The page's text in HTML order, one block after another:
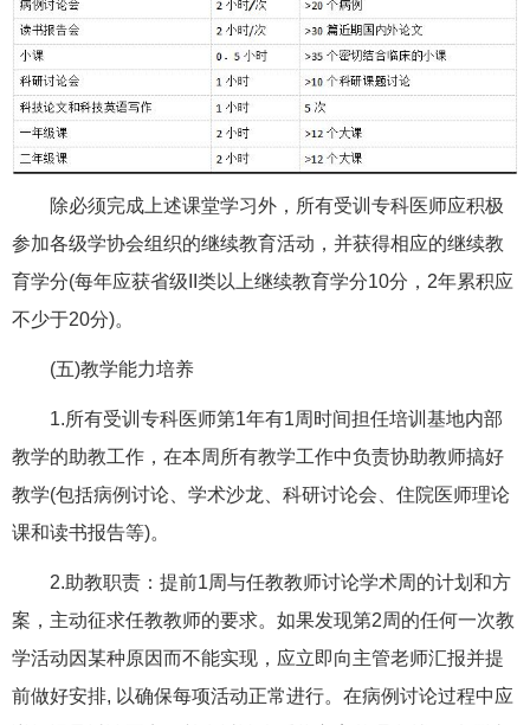
除必须完成上述课堂学习外，所有受训专科医师应积极
参加各级学协会组织的继续教育活动，并获得相应的继续教
育学分(每年应获省级II类以上继续教育学分10分，2年累积应
不少于20分)。
(五)教学能力培养
1.所有受训专科医师第1年有1周时间担任培训基地内部
教学的助教工作，在本周所有教学工作中负责协助教师搞好
教学(包括病例讨论、学术沙龙、科研讨论会、住院医师理论
课和读书报告等)。
2.助教职责：提前1周与任教教师讨论学术周的计划和方
案，主动征求任教教师的要求。如果发现第2周的任何一次教
学活动因某种原因而不能实现，应立即向主管老师汇报并提
前做好安排, 以确保每项活动正常进行。在病例讨论过程中应